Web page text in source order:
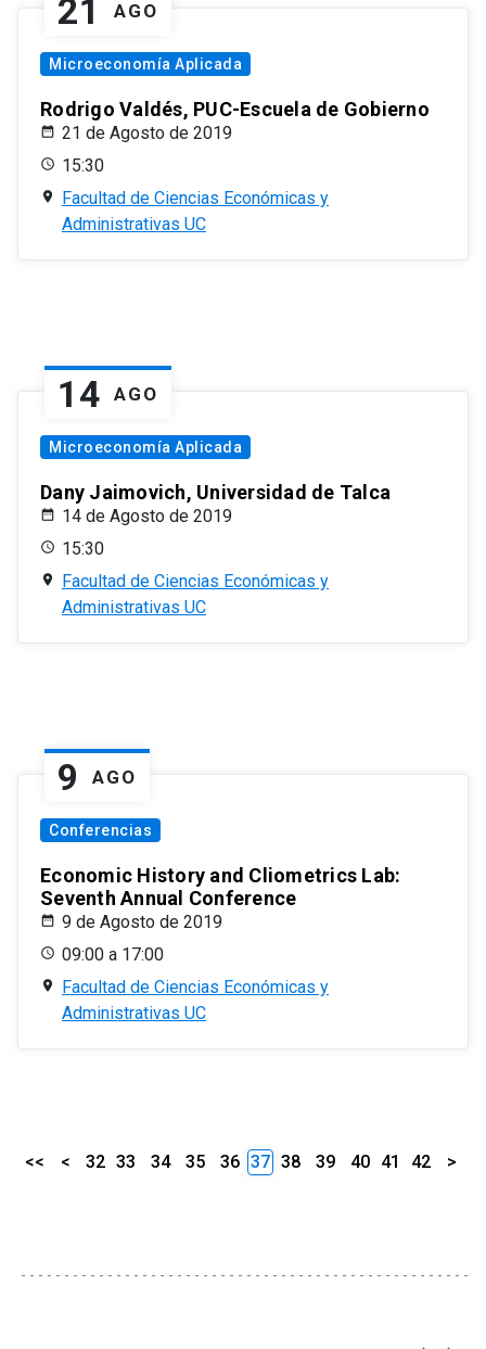
21 AGO
Microeconomía Aplicada
Rodrigo Valdés, PUC-Escuela de Gobierno
21 de Agosto de 2019
15:30
Facultad de Ciencias Económicas y
Administrativas UC
14 AGO
Microeconomía Aplicada
Dany Jaimovich, Universidad de Talca
14 de Agosto de 2019
15:30
Facultad de Ciencias Económicas y
Administrativas UC
9 AGO
Conferencias
Economic History and Cliometrics Lab:
Seventh Annual Conference
9 de Agosto de 2019
09:00 a 17:00
Facultad de Ciencias Económicas y
Administrativas UC
<< < 32 33 34 35 36 37 38 39 40 41 42 >